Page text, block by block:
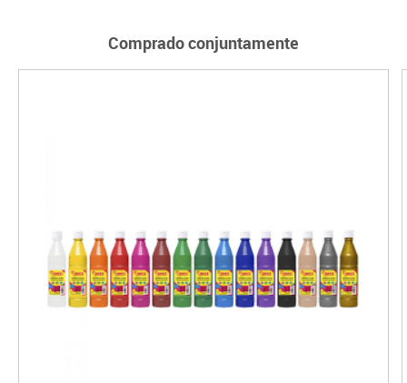
Comprado conjuntamente